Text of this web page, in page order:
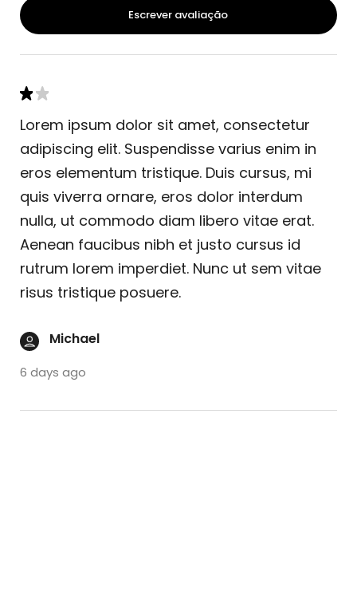
Escrever avaliação
Lorem ipsum dolor sit amet, consectetur
adipiscing elit. Suspendisse varius enim in
eros elementum tristique. Duis cursus, mi
quis viverra ornare, eros dolor interdum
nulla, ut commodo diam libero vitae erat.
Aenean faucibus nibh et justo cursus id
rutrum lorem imperdiet. Nunc ut sem vitae
risus tristique posuere.
Michael
6 days ago